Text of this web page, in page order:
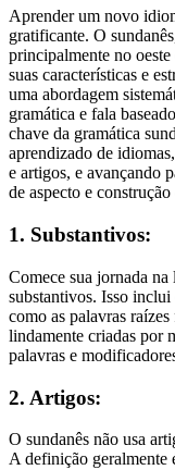
Aprender um novo
gratificante. O
principalmente no
suas características e
uma abordagem
gramática e fala
chave da gramática
aprendizado de
e artigos, e avançando
de aspecto e construção
1. Substantivos:
Comece sua jornada na
substantivos. Isso inclui
como as palavras
lindamente criadas por
palavras e
2. Artigos:
O sundanês não usa
A definição geralmente